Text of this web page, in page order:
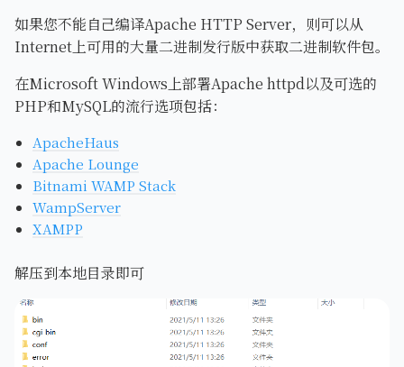
如果您不能自己编译Apache HTTP Server，则可以从
Internet上可用的大量二进制发行版中获取二进制软件包。
在Microsoft Windows上部署Apache httpd以及可选的
PHP和MySQL的流行选项包括：
ApacheHaus
Apache Lounge
Bitnami WAMP Stack
WampServer
XAMPP
解压到本地目录即可